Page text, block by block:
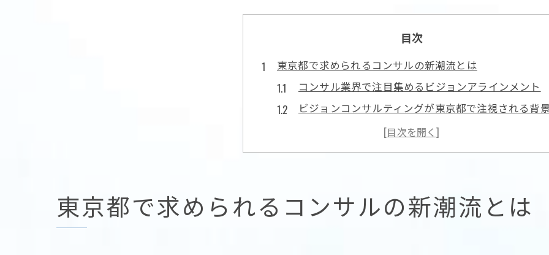
目次
東京都で求められるコンサルの新潮流とは
コンサル業界で注目集めるビジョンアラインメント
ビジョンコンサルティングが東京都で注視される背
東京都コンサル企業の新たな評価基準と特徴
コンサル市場動向から見るビジョン重視の理由
ビジョンアラインメントがもたらす組織変革の力
コンサル手法で生まれるビジョンアラインメントの
東京都で求められるコンサルの新潮流とは